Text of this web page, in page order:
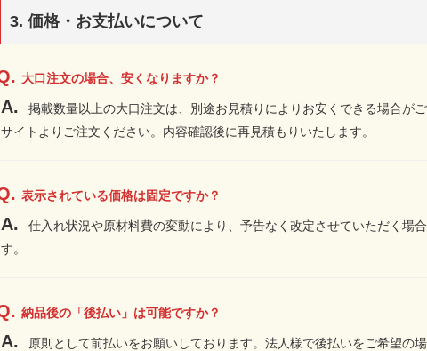
3. 価格・お支払いについて
大口注文の場合、安くなりますか？
掲載数量以上の大口注文は、別途お見積りによりお安くできる場合が
サイトよりご注文ください。内容確認後に再見積もりいたします。
表示されている価格は固定ですか？
仕入れ状況や原材料費の変動により、予告なく改定させていただく場
す。
納品後の「後払い」は可能ですか？
原則として前払いをお願いしております。法人様で後払いをご希望の